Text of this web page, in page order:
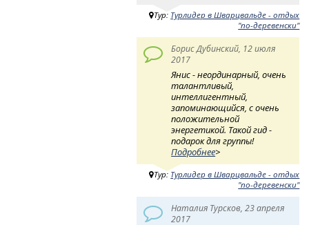
Тур: Турлидер в Шварцвальде - отдых
"по-деревенски"
Борис Дубинский, 12 июля
2017
Янис - неординарный, очень
талантливый,
интеллигентный,
запоминающийся, с очень
положительной
энергетикой. Такой гид -
подарок для группы!
Подробнее>
Тур: Турлидер в Шварцвальде - отдых
"по-деревенски"
Наталия Турсков, 23 апреля
2017